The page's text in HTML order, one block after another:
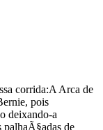
corrida:A Arca de
pois
deixando-a
palhaÃ§adas de